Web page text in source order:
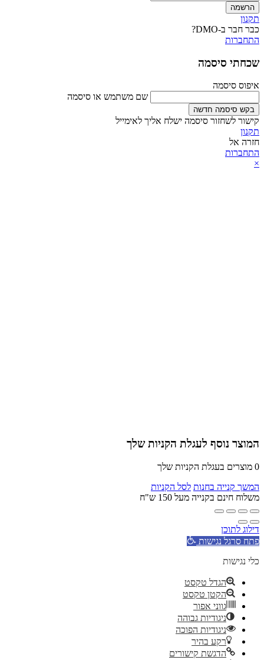
הרשמה
תקנון
כבר חבר ב-DMO?
התחברות
שכחתי סיסמה
איפוס סיסמה
שם משתמש או סיסמה
בקש סיסמה חדשה
קישור לשחזור סיסמה ישלח אליך לאימייל
תקנון
חזרה אל
התחברות
×
המוצר נוסף לעגלת הקניות שלך
0 מוצרים בעגלת הקניות שלך
המשך קנייה בחנות לסל הקניות
משלוח חינם בקנייה מעל 150 ש"ח
דילוג לתוכן
פתח סרגל נגישות
כלי נגישות
הגדל טקסט
הקטן טקסט
גווני אפור
ניגודיות גבוהה
ניגודיות הפוכה
רקע בהיר
הדגשת קישורים